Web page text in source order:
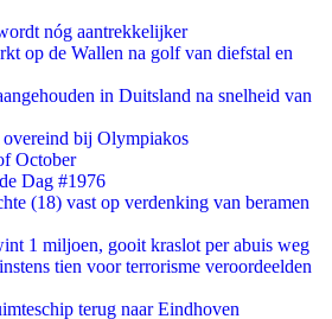
nóg aantrekkelijker
op de Wallen na golf van diefstal en
in Duitsland na snelheid van
bij Olympiakos
October
Dag #1976
(18) vast op verdenking van beramen
1 miljoen, gooit kraslot per abuis weg
tien voor terrorisme veroordeelden
terug naar Eindhoven